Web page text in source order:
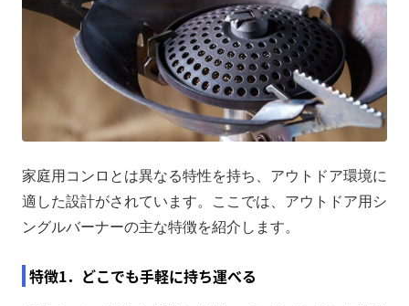
家庭用コンロとは異なる特性を持ち、アウトドア環境に
適した設計がされています。ここでは、アウトドア用シ
ングルバーナーの主な特徴を紹介します。
特徴1．どこでも手軽に持ち運べる